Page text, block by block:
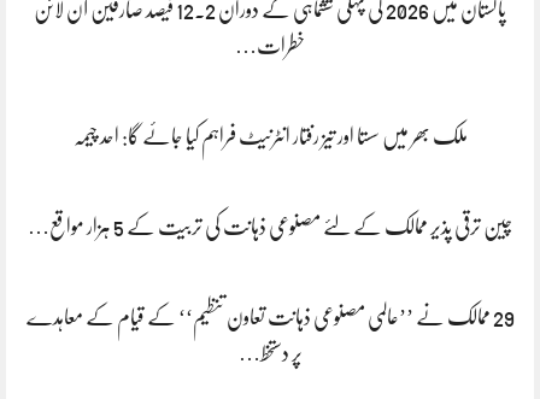
پاکستان میں 2026 کی پہلی ششماہی کے دوران 12.2 فیصد صارفین آن لائن
خطرات…
ملک بھر میں سستا اور تیز رفتار انٹرنیٹ فراہم کیا جائے گا: احد چیمہ
چین ترقی پذیر ممالک کے لئے مصنوعی ذہانت کی تربیت کے 5 ہزار مواقع…
29 ممالک نے ’’عالمی مصنوعی ذہانت تعاون تنظیم‘‘ کے قیام کے معاہدے
پر دستخط…